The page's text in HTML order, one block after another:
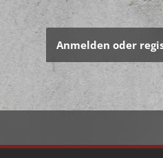
Anmelden oder